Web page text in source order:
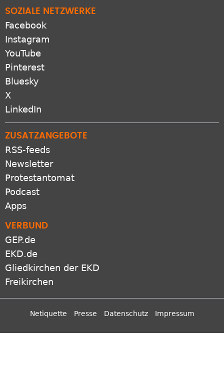
SOZIALE NETZWERKE
Facebook
Instagram
YouTube
Pinterest
Bluesky
X
LinkedIn
ZUSATZANGEBOTE
RSS-feeds
Newsletter
Protestantomat
Podcast
Apps
VERBUND
GEP.de
EKD.de
Gliedkirchen der EKD
Freikirchen
Netiquette Presse Datenschutz Impressum